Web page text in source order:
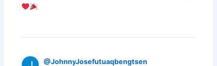
@JohnnyJosefutuaqbengtsen